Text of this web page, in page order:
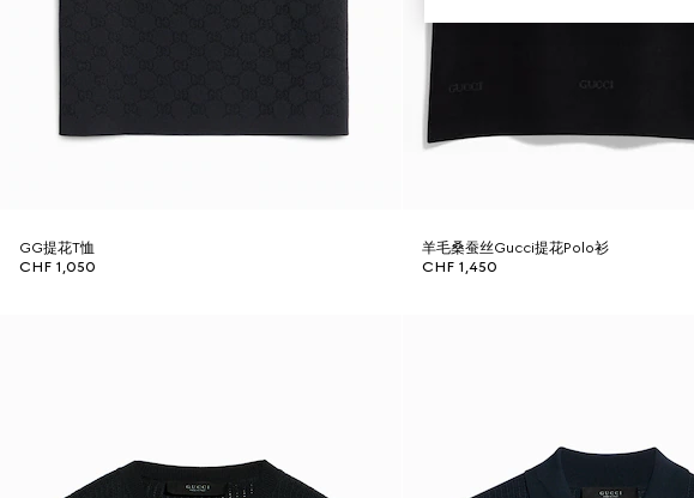
GG提花T恤
CHF 1,050
羊毛桑蚕丝Gucci提花Polo衫
CHF 1,450